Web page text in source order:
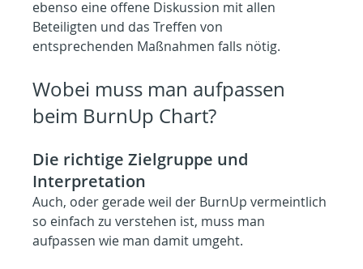
ebenso eine offene Diskussion mit allen
Beteiligten und das Treffen von
entsprechenden Maßnahmen falls nötig.
Wobei muss man aufpassen
beim BurnUp Chart?
Die richtige Zielgruppe und
Interpretation
Auch, oder gerade weil der BurnUp vermeintlich
so einfach zu verstehen ist, muss man
aufpassen wie man damit umgeht.